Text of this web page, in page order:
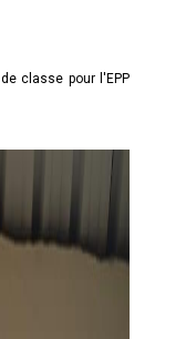
classe pour l'EPP